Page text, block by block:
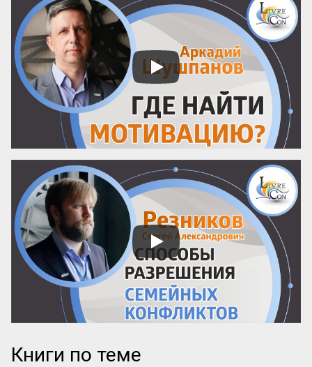
Но есть нюанс. Если в кино или театре у
нас есть сотня кадров, чтобы передать
эмоцию, то у художника комикса только
один. Ему нужно выбрать тот самый жест,
который читатель «считает» мгновенно и
безошибочно. Как в хорошей литературе
— ни одного лишнего слова.
Интерес...
Книги по теме